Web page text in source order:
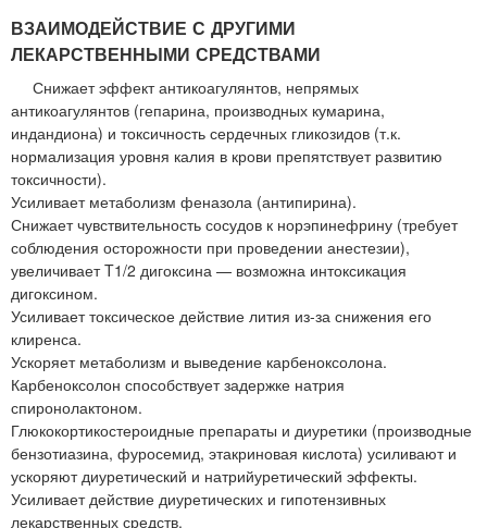
ВЗАИМОДЕЙСТВИЕ С ДРУГИМИ
ЛЕКАРСТВЕННЫМИ СРЕДСТВАМИ
Снижает эффект антикоагулянтов, непрямых
антикоагулянтов (гепарина, производных кумарина,
индандиона) и токсичность сердечных гликозидов (т.к.
нормализация уровня калия в крови препятствует развитию
токсичности).
Усиливает метаболизм феназола (антипирина).
Снижает чувствительность сосудов к норэпинефрину (требует
соблюдения осторожности при проведении анестезии),
увеличивает T1/2 дигоксина — возможна интоксикация
дигоксином.
Усиливает токсическое действие лития из-за снижения его
клиренса.
Ускоряет метаболизм и выведение карбеноксолона.
Карбеноксолон способствует задержке натрия
спиронолактоном.
Глюкокортикостероидные препараты и диуретики (производные
бензотиазина, фуросемид, этакриновая кислота) усиливают и
ускоряют диуретический и натрийуретический эффекты.
Усиливает действие диуретических и гипотензивных
лекарственных средств.